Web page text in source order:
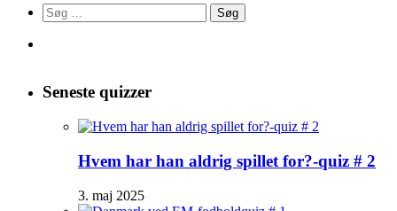
Søg
efter:
Seneste quizzer
Hvem har han aldrig spillet for?-quiz # 2
3. maj 2025